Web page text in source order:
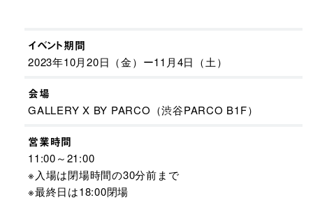
イベント期間
2023年10月20日（金）ー11月4日（土）
会場
GALLERY X BY PARCO（渋谷PARCO B1F）
営業時間
11:00～21:00
※入場は閉場時間の30分前まで
※最終日は18:00閉場​